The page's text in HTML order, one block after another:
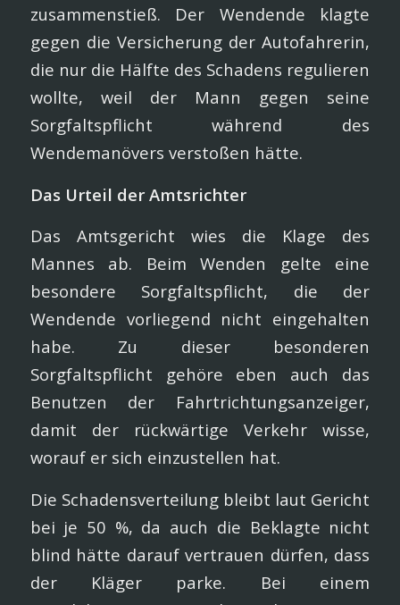
zusammenstieß. Der Wendende klagte
gegen die Versicherung der Autofahrerin,
die nur die Hälfte des Schadens regulieren
wollte, weil der Mann gegen seine
Sorgfaltspflicht während des
Wendemanövers verstoßen hätte.
Das Urteil der Amtsrichter
Das Amtsgericht wies die Klage des
Mannes ab. Beim Wenden gelte eine
besondere Sorgfaltspflicht, die der
Wendende vorliegend nicht eingehalten
habe. Zu dieser besonderen
Sorgfaltspflicht gehöre eben auch das
Benutzen der Fahrtrichtungsanzeiger,
damit der rückwärtige Verkehr wisse,
worauf er sich einzustellen hat.
Die Schadensverteilung bleibt laut Gericht
bei je 50 %, da auch die Beklagte nicht
blind hätte darauf vertrauen dürfen, dass
der Kläger parke. Bei einem